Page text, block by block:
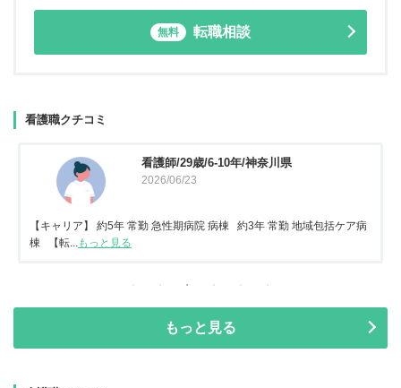
無料 転職相談
看護職クチコミ
看護師/29歳/6-10年/神奈川県
2026/06/23
【キャリア】 約5年 常勤 急性期病院 病棟 約3年 常勤 地域包括ケア病
棟 【転...
もっと見る
もっと見る